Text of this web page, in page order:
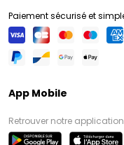
Paiement sécurisé et
App Mobile
Retrouver notre